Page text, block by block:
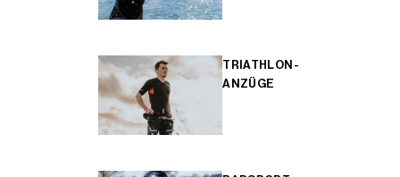
TRIATHLON-
ANZÜGE